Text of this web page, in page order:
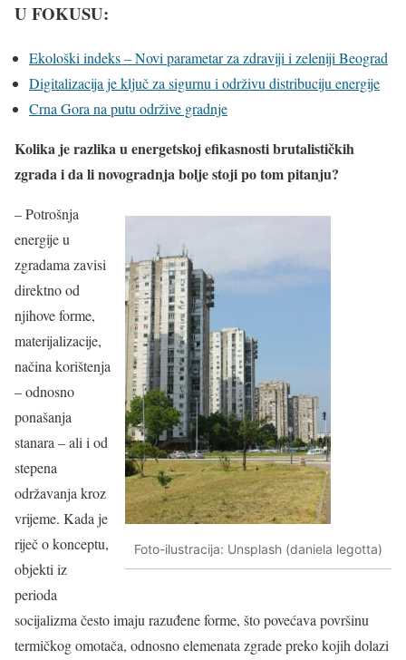
U FOKUSU:
Ekološki indeks – Novi parametar za zdraviji i zeleniji Beograd
Digitalizacija je ključ za sigurnu i održivu distribuciju energije
Crna Gora na putu održive gradnje
Kolika je razlika u energetskoj efikasnosti brutalističkih
zgrada i da li novogradnja bolje stoji po tom pitanju?
Foto-ilustracija: Unsplash (daniela legotta)
– Potrošnja
energije u
zgradama zavisi
direktno od
njihove forme,
materijalizacije,
načina korištenja
– odnosno
ponašanja
stanara – ali i od
stepena
održavanja kroz
vrijeme. Kada je
riječ o konceptu,
objekti iz
perioda
socijalizma često imaju razuđene forme, što povećava površinu
termičkog omotača, odnosno elemenata zgrade preko kojih dolazi